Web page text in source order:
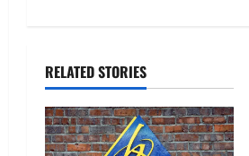
RELATED STORIES